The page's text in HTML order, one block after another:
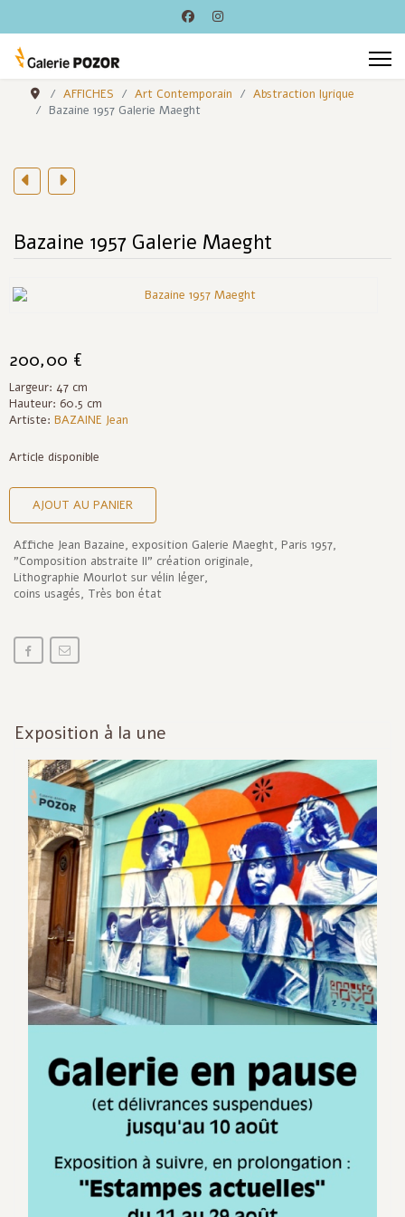
AFFICHES Art Contemporain
Abstraction lyrique
Bazaine 1957 Galerie Maeght
Bazaine 1957 Galerie Maeght
200,00 €
Largeur: 47 cm
Hauteur: 60.5 cm
Artiste: BAZAINE Jean
Article disponible
AJOUT AU PANIER
Affiche Jean Bazaine, exposition Galerie Maeght, Paris 1957,
"Composition abstraite II" création originale,
Lithographie Mourlot sur vélin léger,
coins usagés, Très bon état
Exposition à la une